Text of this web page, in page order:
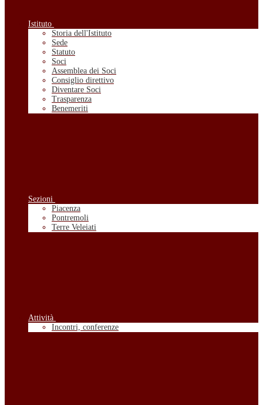
Istituto
Storia dell'Istituto
Sede
Statuto
Soci
Assemblea dei Soci
Consiglio direttivo
Diventare Soci
Trasparenza
Benemeriti
Sezioni
Piacenza
Pontremoli
Terre Veleiati
Attività
Incontri, conferenze